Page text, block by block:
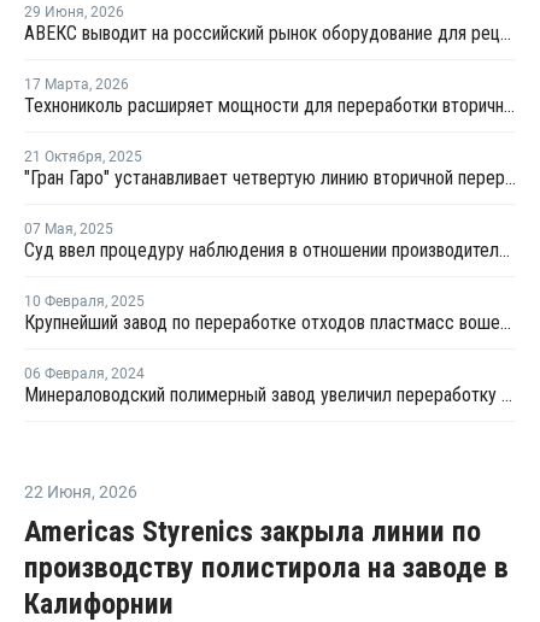
29 Июня, 2026
АВЕКС выводит на российский рынок оборудование для рециклинга Avian Machinery
17 Марта, 2026
Технониколь расширяет мощности для переработки вторичных пластмасс
21 Октября, 2025
"Гран Гаро" устанавливает четвертую линию вторичной переработки в Малоярославце
07 Мая, 2025
Суд ввел процедуру наблюдения в отношении производителя вторичных полимеров
10 Февраля, 2025
Крупнейший завод по переработке отходов пластмасс вошел в реестр утилизаторов
06 Февраля, 2024
Минераловодский полимерный завод увеличил переработку вторичного полиэтилена в два раза
22 Июня, 2026
Americas Styrenics закрыла линии по
производству полистирола на заводе в
Калифорнии